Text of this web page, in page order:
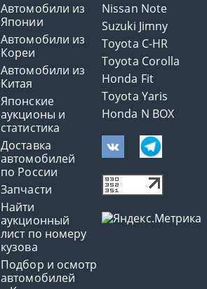
Автомобили из
Японии
Автомобили из
Кореи
Автомобили из
Китая
Японские
аукционы и
статистика
Доставка
автомобилей
по России
Запчасти
Найти
аукционный
лист по номеру
кузова
Подбор и осмотр
автомобилей
Nissan Note
Suzuki Jimny
Toyota C-HR
Toyota Corolla
Honda Fit
Toyota Yaris
Honda N BOX